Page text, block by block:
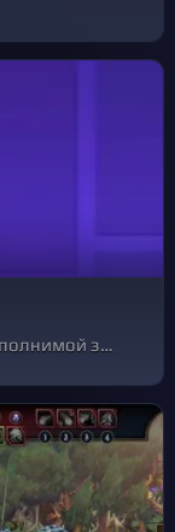
Приготовьтесь к почти невыполнимой задаче в мире Geometry Dash. Доведите свои навыки до предела, прыгая, летая и прокладывая себе путь через опасные проходы и колючие препятствия.